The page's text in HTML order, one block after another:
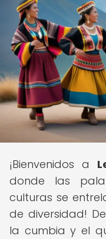
¡Bienvenidos a
donde las
culturas se
de diversidad!
la cumbia y el